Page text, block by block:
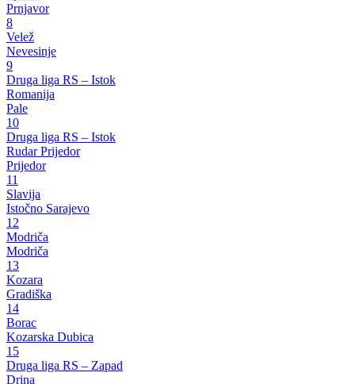
Prnjavor
8
Velež
Nevesinje
9
Druga liga RS – Istok
Romanija
Pale
10
Druga liga RS – Istok
Rudar Prijedor
Prijedor
11
Slavija
Istočno Sarajevo
12
Modriča
Modriča
13
Kozara
Gradiška
14
Borac
Kozarska Dubica
15
Druga liga RS – Zapad
Drina